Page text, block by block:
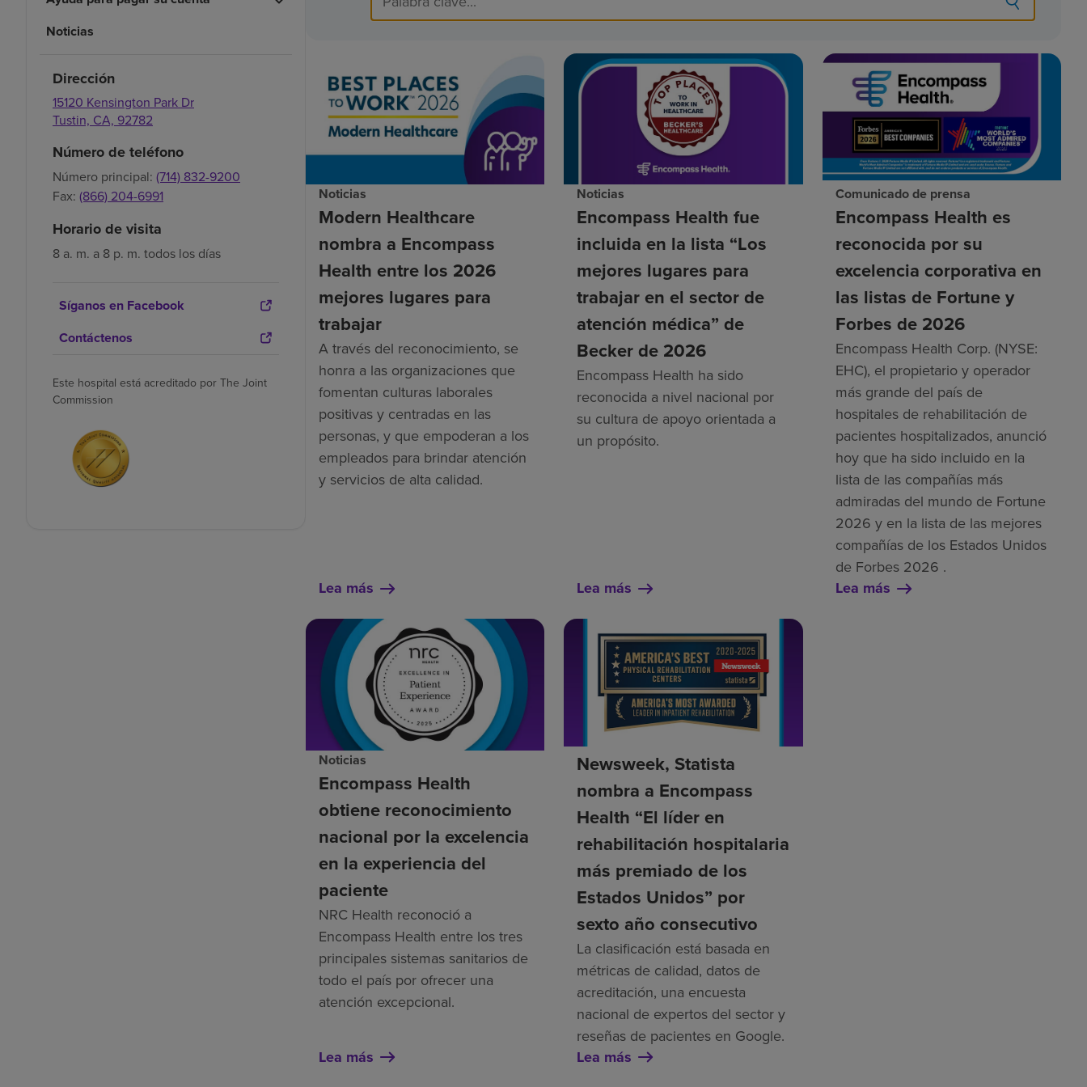
Noticias
Dirección
15120 Kensington Park Dr
Tustin, CA, 92782
Número de teléfono
Número principal: (714) 832-9200
Fax: (866) 204-6991
Horario de visita
8 a. m. a 8 p. m. todos los días
Síganos en Facebook
Contáctenos
Este hospital está acreditado por The Joint
Commission
Noticias
Modern Healthcare
nombra a Encompass
Health entre los 2026
mejores lugares para
trabajar
A través del reconocimiento, se
honra a las organizaciones que
fomentan culturas laborales
positivas y centradas en las
personas, y que empoderan a los
empleados para brindar atención
y servicios de alta calidad.
Lea más
Noticias
Encompass Health fue
incluida en la lista “Los
mejores lugares para
trabajar en el sector de
atención médica” de
Becker de 2026
Encompass Health ha sido
reconocida a nivel nacional por
su cultura de apoyo orientada a
un propósito.
Lea más
Comunicado de prensa
Encompass Health es
reconocida por su
excelencia corporativa en
las listas de Fortune y
Forbes de 2026
Encompass Health Corp. (NYSE:
EHC), el propietario y operador
más grande del país de
hospitales de rehabilitación de
pacientes hospitalizados, anunció
hoy que ha sido incluido en la
lista de las compañías más
admiradas del mundo de Fortune
2026 y en la lista de las mejores
compañías de los Estados Unidos
de Forbes 2026 .
Lea más
Noticias
Encompass Health
obtiene reconocimiento
nacional por la excelencia
en la experiencia del
paciente
NRC Health reconoció a
Encompass Health entre los tres
principales sistemas sanitarios de
todo el país por ofrecer una
atención excepcional.
Lea más
Newsweek, Statista
nombra a Encompass
Health “El líder en
rehabilitación hospitalaria
más premiado de los
Estados Unidos” por
sexto año consecutivo
La clasificación está basada en
métricas de calidad, datos de
acreditación, una encuesta
nacional de expertos del sector y
reseñas de pacientes en Google.
Lea más